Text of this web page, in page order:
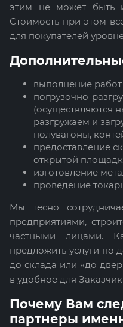
этим не может быть
Стоимость при этом
для покупателей
выполнение
погрузочно-
(осуществляются
разгружаем и
полувагоны,
предоставление
открытой
изготовление
проведение
Мы тесно
предприятиями,
частными лицами.
предложить услуги по
до склада или «до
в удобное для
Почему Вам
партнеры